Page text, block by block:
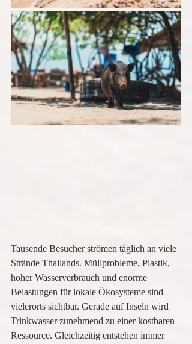
Tausende Besucher strömen täglich an viele
Strände Thailands. Müllprobleme, Plastik,
hoher Wasserverbrauch und enorme
Belastungen für lokale Ökosysteme sind
vielerorts sichtbar. Gerade auf Inseln wird
Trinkwasser zunehmend zu einer kostbaren
Ressource. Gleichzeitig entstehen immer